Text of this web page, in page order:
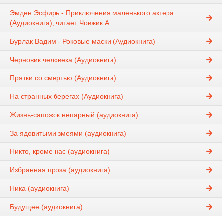
Эмден Эсфирь - Приключения маленького актера
(Аудиокнига), читает Човжик А.
Бурлак Вадим - Роковые маски (Аудиокнига)
Черновик человека (Аудиокнига)
Прятки со смертью (Аудиокнига)
На странных берегах (Аудиокнига)
Жизнь-сапожок непарный (аудиокнига)
За ядовитыми змеями (аудиокнига)
Никто, кроме нас (аудиокнига)
Избранная проза (аудиокнига)
Ника (аудиокнига)
Будущее (аудиокнига)